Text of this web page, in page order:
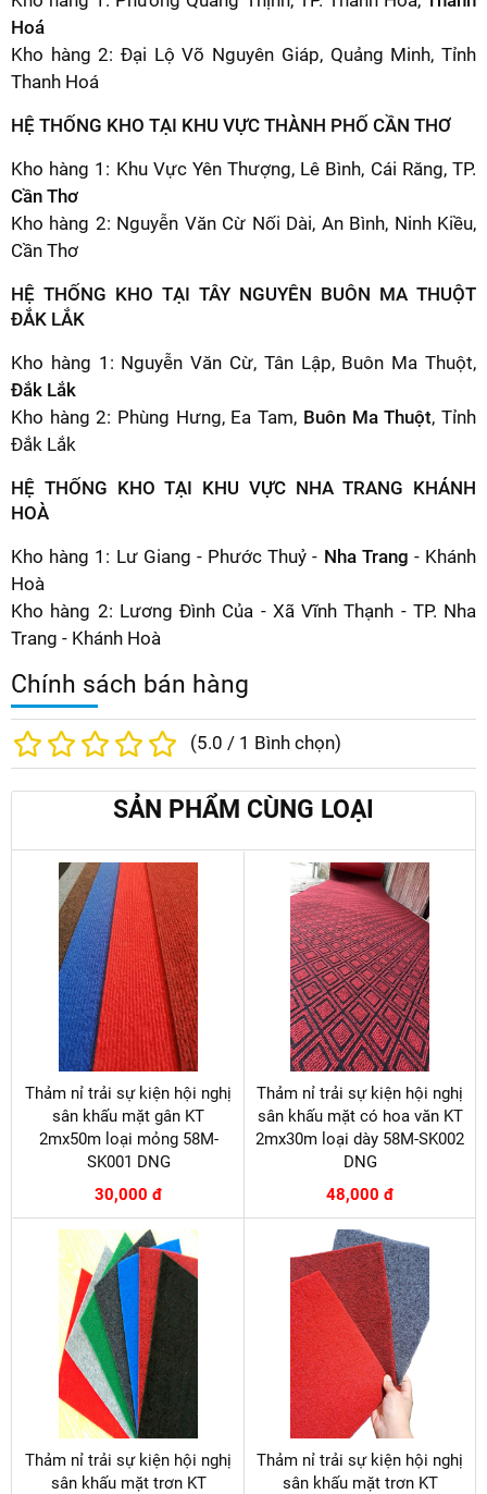
Hoá
Kho hàng 2: Đại Lộ Võ Nguyên Giáp, Quảng Minh, Tỉnh
Thanh Hoá
HỆ THỐNG KHO TẠI KHU VỰC THÀNH PHỐ CẦN THƠ
Kho hàng 1: Khu Vực Yên Thượng, Lê Bình, Cái Răng, TP.
Cần Thơ
Kho hàng 2: Nguyễn Văn Cừ Nối Dài, An Bình, Ninh Kiều,
Cần Thơ
HỆ THỐNG KHO TẠI TÂY NGUYÊN BUÔN MA THUỘT
ĐẮK LẮK
Kho hàng 1: Nguyễn Văn Cừ, Tân Lập, Buôn Ma Thuột,
Đắk Lắk
Kho hàng 2: Phùng Hưng, Ea Tam, Buôn Ma Thuột, Tỉnh
Đắk Lắk
HỆ THỐNG KHO TẠI KHU VỰC NHA TRANG KHÁNH
HOÀ
Kho hàng 1: Lư Giang - Phước Thuỷ - Nha Trang - Khánh
Hoà
Kho hàng 2: Lương Đình Của - Xã Vĩnh Thạnh - TP. Nha
Trang - Khánh Hoà
Chính sách bán hàng
(5.0 / 1 Bình chọn)
SẢN PHẨM CÙNG LOẠI
Thảm nỉ trải sự kiện hội nghị
sân khấu mặt gân KT
2mx50m loại mỏng 58M-
SK001 DNG
30,000 đ
Thảm nỉ trải sự kiện hội nghị
sân khấu mặt có hoa văn KT
2mx30m loại dày 58M-SK002
DNG
48,000 đ
Thảm nỉ trải sự kiện hội nghị
sân khấu mặt trơn KT
Thảm nỉ trải sự kiện hội nghị
sân khấu mặt trơn KT